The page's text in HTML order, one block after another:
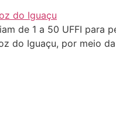
de 1 a 50 UFFI para
do Iguaçu, por meio